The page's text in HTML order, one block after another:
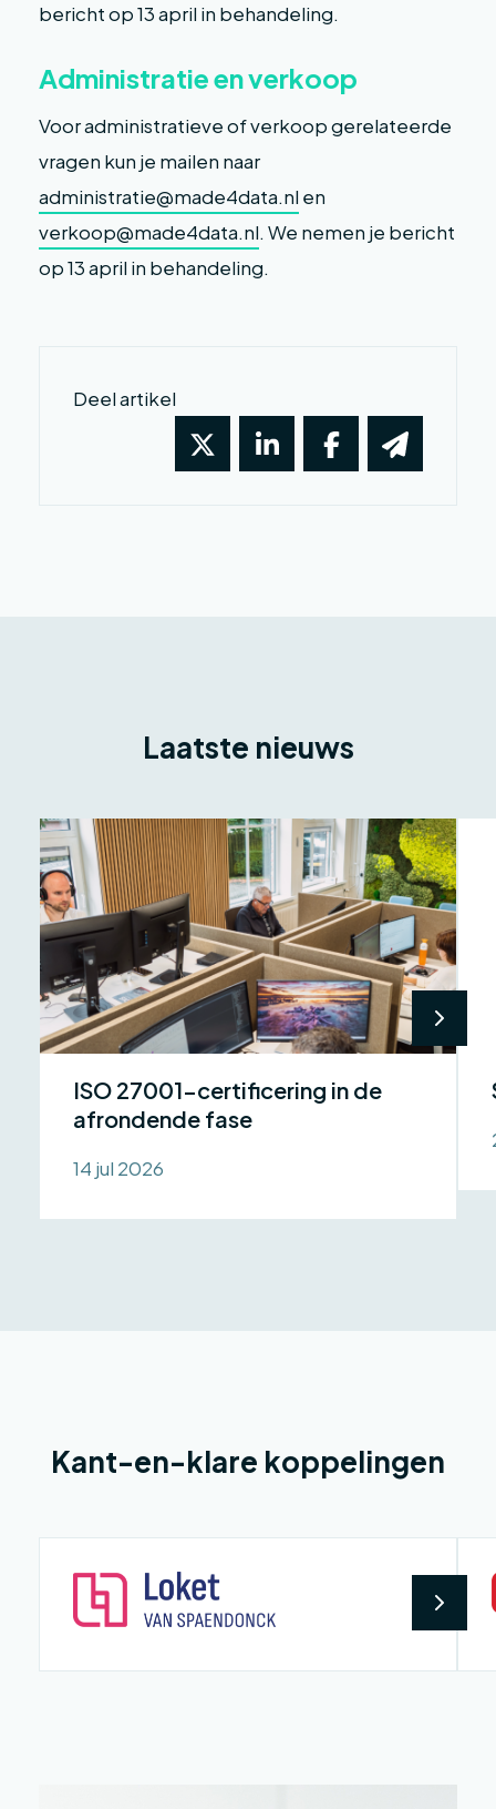
bericht op 13 april in behandeling.
Administratie en verkoop
Voor administratieve of verkoop gerelateerde
vragen kun je mailen naar
administratie@made4data.nlen
verkoop@made4data.nl. We nemen je bericht
op 13 april in behandeling.
Deel artikel
Laatste nieuws
ISO 27001-certificering in de
afrondende fase
14 jul 2026
Kant-en-klare koppelingen